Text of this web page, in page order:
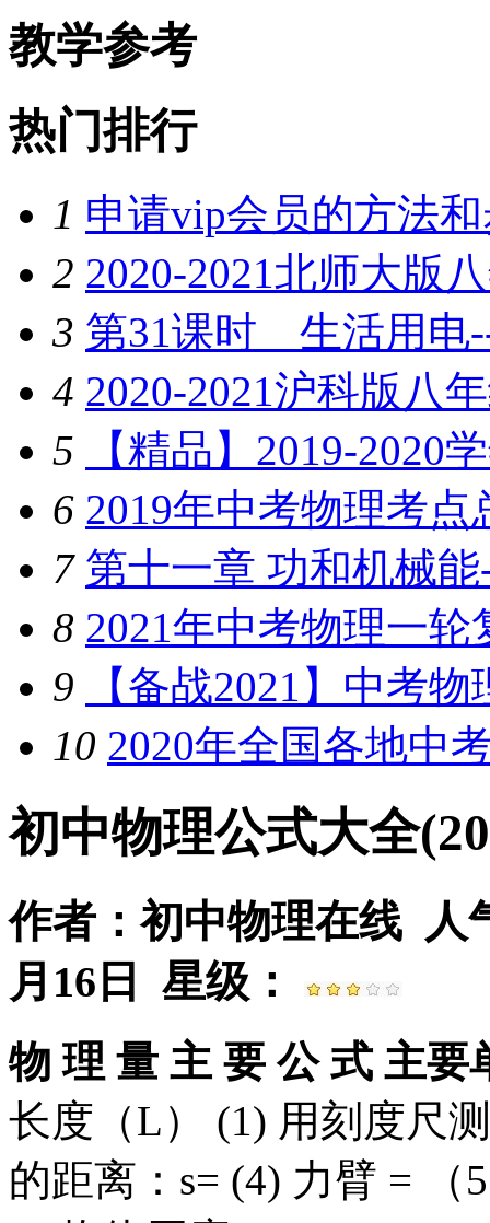
教学参考
热门排行
1 申请vip会员的方法
2 2020-2021北师大版
3 第31课时 生活用电
4 2020-2021沪科版八
5
【精品】2019-2020
6 2019年中考物理考
7 第十一章 功和机械
8 2021年中考物理一
9
【备战2021】中考
10 2020年全国各地中
初中物理公式大全
作者：初中物理在线 人
月16日 星级：
物 理 量 主 要 公 式 主要
长度（L） (1) 用刻度尺
的距离：s= (4) 力臂 = （